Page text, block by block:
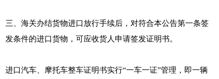
三、海关办结货物进口放行手续后，对符合本公告第一条签
发条件的进口货物，可应收货人申请签发证明书。
进口汽车、摩托车整车证明书实行“一车一证”管理，即一辆